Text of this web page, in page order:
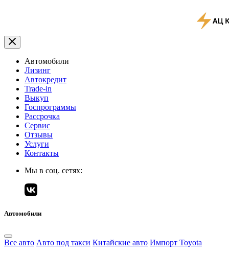
Автомобили
Лизинг
Автокредит
Trade-in
Выкуп
Госпрограммы
Рассрочка
Сервис
Отзывы
Услуги
Контакты
Мы в соц. сетях:
Автомобили
Все авто Авто под такси Китайские авто Импорт Toyota